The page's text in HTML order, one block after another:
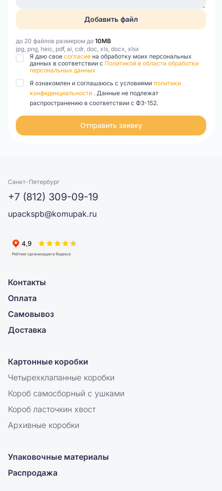
Добавить файл
до 20 файлов размером до 10MB
jpg, png, heic, pdf, ai, cdr, doc, xls, docx, xlsx
Я даю свое согласие на обработку моих персональных
данных в соответствии с Политикой в области обработки
персональных данных
Я ознакомлен и соглашаюсь с условиями политики
конфиденциальности . Данные не подлежат
распространению в соответствии с ФЗ-152.
Отправить заявку
Санкт-Петербург
+7 (812) 309-09-19
upackspb@komupak.ru
Контакты
Оплата
Самовывоз
Доставка
Картонные коробки
Четырехклапанные коробки
Короб самосборный с ушками
Короб ласточкин хвост
Архивные коробки
Упаковочные материалы
Распродажа